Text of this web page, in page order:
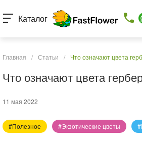
Каталог
Главная / Статьи / Что означают цвета
Что означают цвета
11 мая 2022
#Полезное #Экзотические цветы